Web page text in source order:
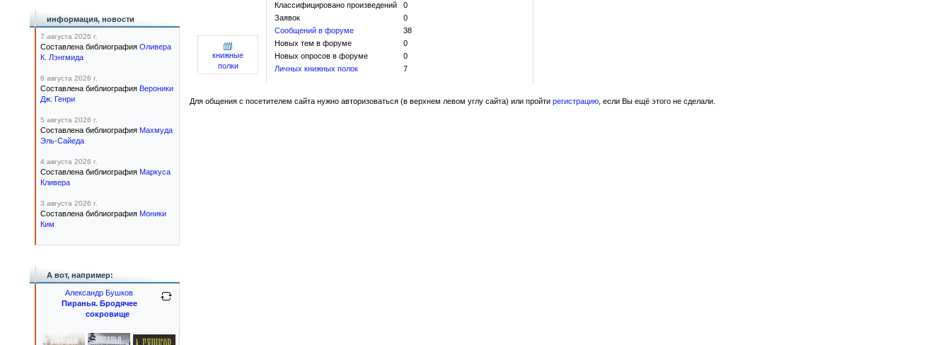
Классифицировано произведений
0
Заявок
0
Сообщений в форуме
38
Новых тем в форуме
0
Новых опросов в форуме
0
Личных книжных полок
7
книжные
полки
Для общения с посетителем сайта нужно авторизоваться (в верхнем левом углу сайта) или пройти регистрацию , если Вы ещё этого не сделали.
информация, новости
7 августа 2026 г.
Составлена библиография Оливера
К. Лэнгмида
6 августа 2026 г.
Составлена библиография Вероники
Дж. Генри
5 августа 2026 г.
Составлена библиография Махмуда
Эль-Сайеда
4 августа 2026 г.
Составлена библиография Маркуса
Кливера
3 августа 2026 г.
Составлена библиография Моники
Ким
А вот, например:
Александр Бушков
Пиранья. Бродячее
сокровище